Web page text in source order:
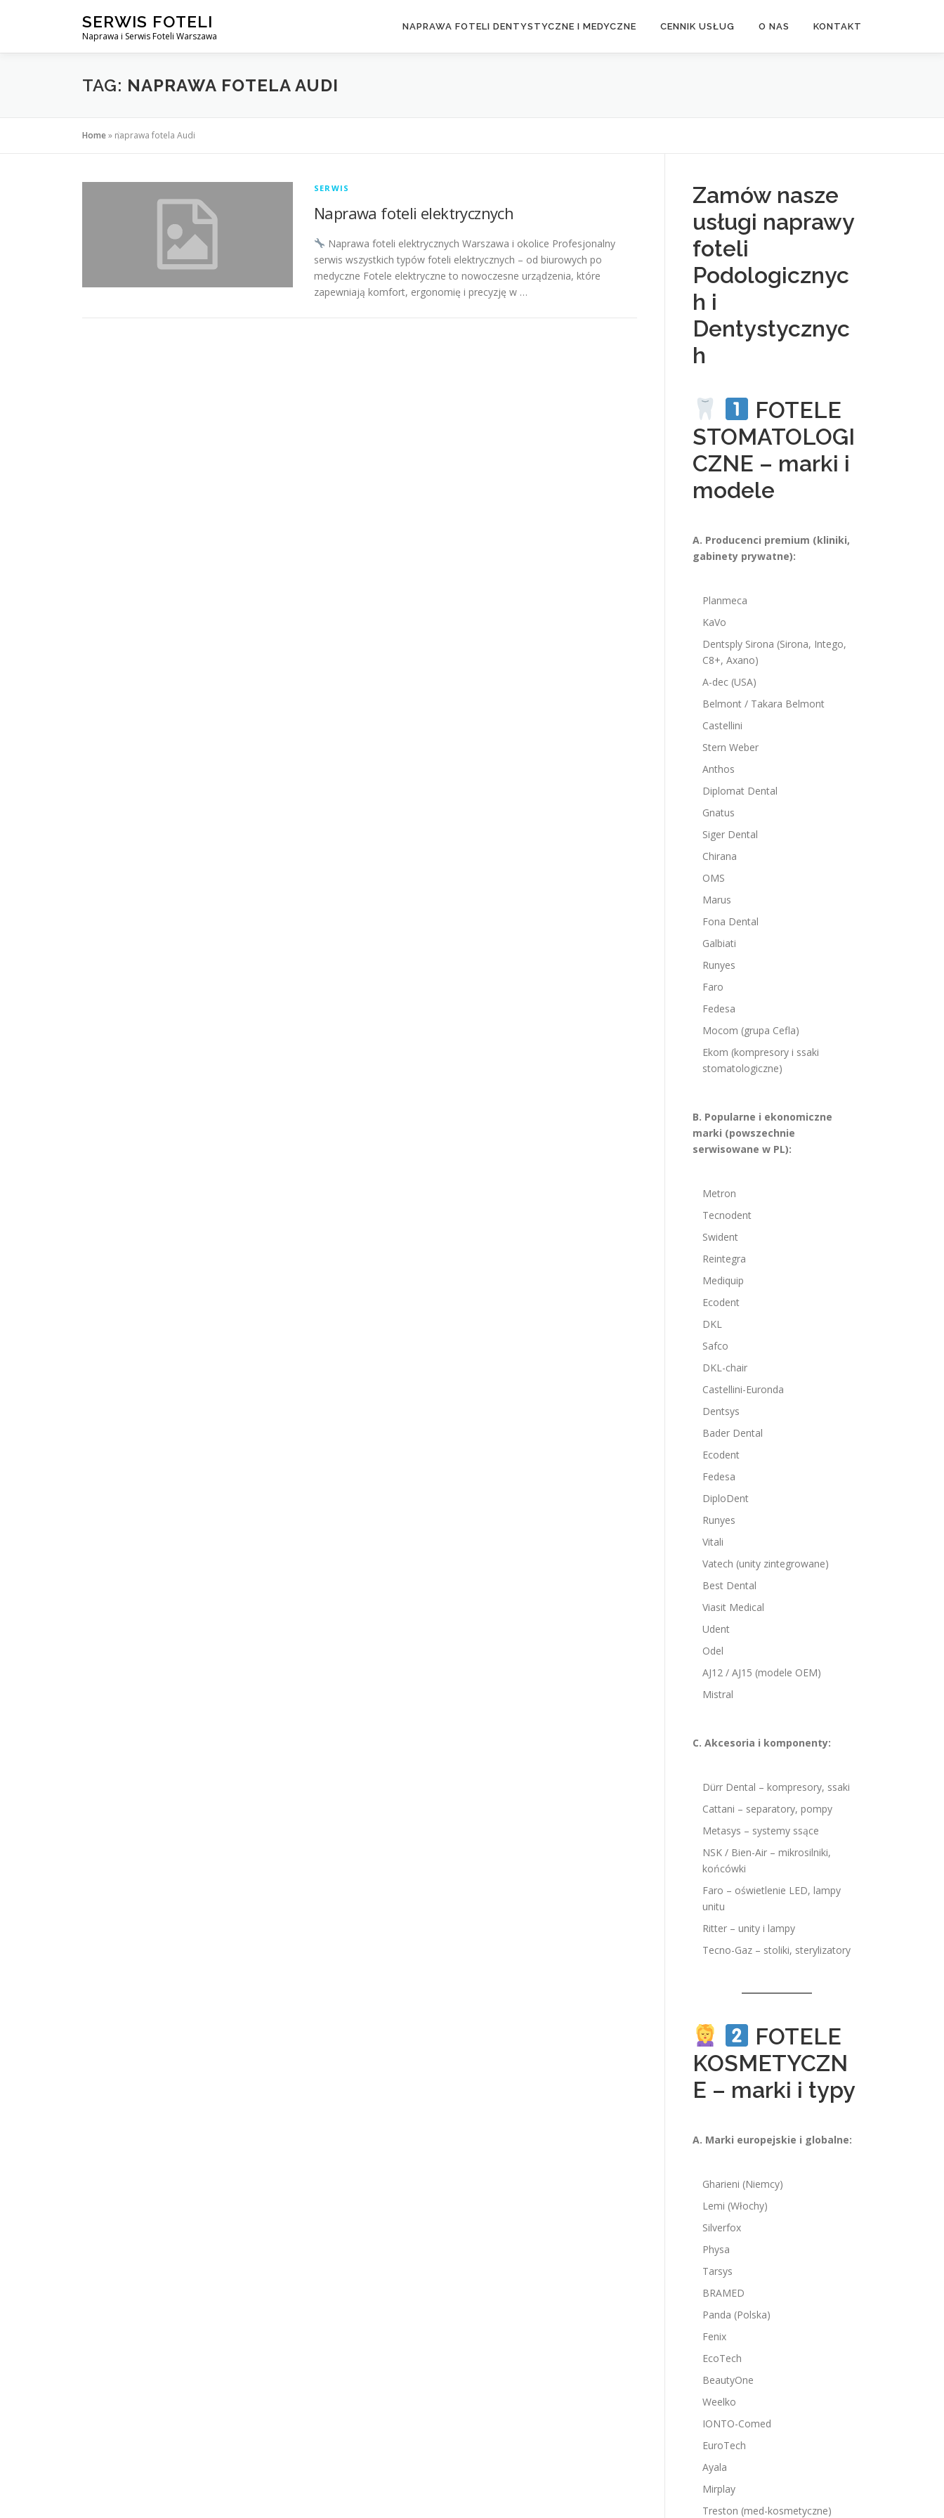
SERWIS FOTELI
Naprawa i Serwis Foteli Warszawa
NAPRAWA FOTELI DENTYSTYCZNE I MEDYCZNE CENNIK USŁUG O NAS KONTAKT
TAG: NAPRAWA FOTELA AUDI
Home» naprawa fotela Audi
SERWIS
Naprawa foteli elektrycznych
Naprawa foteli elektrycznych Warszawa i okolice Profesjonalny
serwis wszystkich typów foteli elektrycznych – od biurowych po
medyczne Fotele elektryczne to nowoczesne urządzenia, które
zapewniają komfort, ergonomię i precyzję w …
Zamów nasze
usługi naprawy
foteli
Podologicznyc
h i
Dentystycznyc
h
FOTELE
STOMATOLOGI
CZNE – marki i
modele
A. Producenci premium (kliniki,
gabinety prywatne):
Planmeca
KaVo
Dentsply Sirona (Sirona, Intego,
C8+, Axano)
A-dec (USA)
Belmont / Takara Belmont
Castellini
Stern Weber
Anthos
Diplomat Dental
Gnatus
Siger Dental
Chirana
OMS
Marus
Fona Dental
Galbiati
Runyes
Faro
Fedesa
Mocom (grupa Cefla)
Ekom (kompresory i ssaki
stomatologiczne)
B. Popularne i ekonomiczne
marki (powszechnie
serwisowane w PL):
Metron
Tecnodent
Swident
Reintegra
Mediquip
Ecodent
DKL
Safco
DKL-chair
Castellini-Euronda
Dentsys
Bader Dental
Ecodent
Fedesa
DiploDent
Runyes
Vitali
Vatech (unity zintegrowane)
Best Dental
Viasit Medical
Udent
Odel
AJ12 / AJ15 (modele OEM)
Mistral
C. Akcesoria i komponenty:
Dürr Dental – kompresory, ssaki
Cattani – separatory, pompy
Metasys – systemy ssące
NSK / Bien-Air – mikrosilniki,
końcówki
Faro – oświetlenie LED, lampy
unitu
Ritter – unity i lampy
Tecno-Gaz – stoliki, sterylizatory
FOTELE
KOSMETYCZN
E – marki i typy
A. Marki europejskie i globalne:
Gharieni (Niemcy)
Lemi (Włochy)
Silverfox
Physa
Tarsys
BRAMED
Panda (Polska)
Fenix
EcoTech
BeautyOne
Weelko
IONTO-Comed
EuroTech
Ayala
Mirplay
Treston (med-kosmetyczne)